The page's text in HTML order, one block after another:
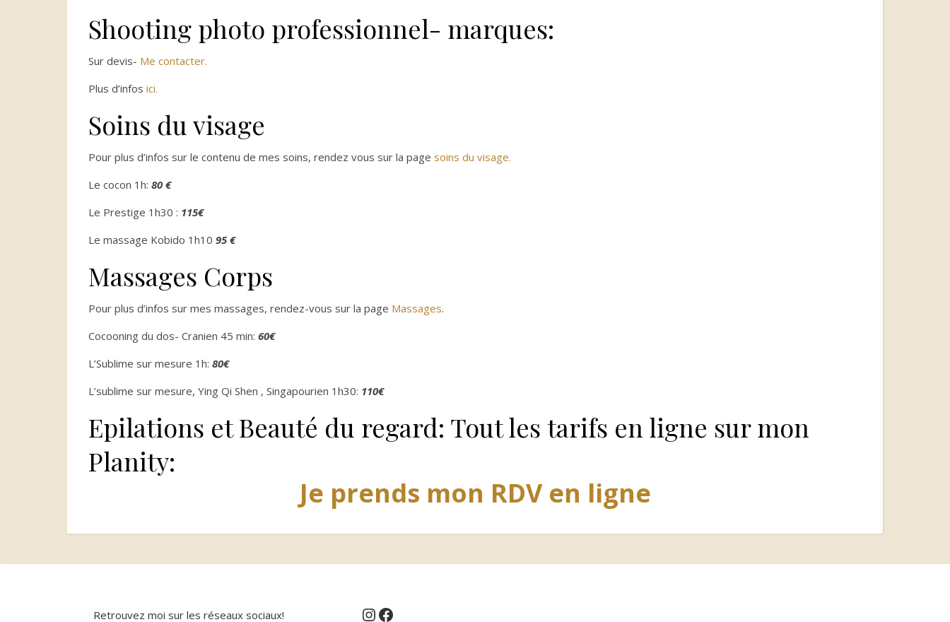
Shooting photo professionnel- marques:
Sur devis- Me contacter.
Plus d’infos ici.
Soins du visage
Pour plus d’infos sur le contenu de mes soins, rendez vous sur la page soins du visage.
Le cocon 1h: 80 €
Le Prestige 1h30 : 115€
Le massage Kobido 1h10 95 €
Massages Corps
Pour plus d’infos sur mes massages, rendez-vous sur la page Massages.
Cocooning du dos- Cranien 45 min: 60€
L’Sublime sur mesure 1h: 80€
L’sublime sur mesure, Ying Qi Shen , Singapourien 1h30: 110€
Epilations et Beauté du regard: Tout les tarifs en ligne sur mon
Planity:
Je prends mon RDV en ligne
Retrouvez moi sur les réseaux sociaux! Instagram
Facebook